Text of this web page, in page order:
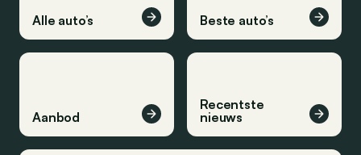
Alle auto’s Beste auto’s
Aanbod
Recentste
nieuws